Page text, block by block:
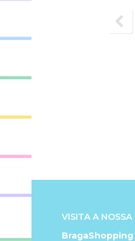
VISITA A NOSSA
BragaShopping